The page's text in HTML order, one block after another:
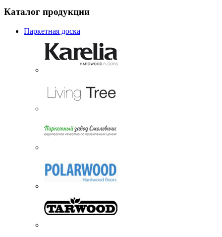
Каталог продукции
Паркетная доска